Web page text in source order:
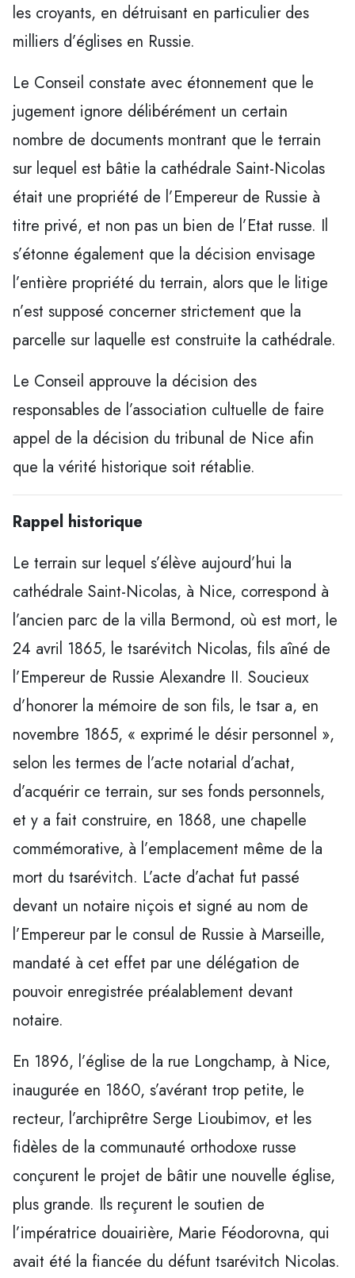
les croyants, en détruisant en particulier des
milliers d’églises en Russie.
Le Conseil constate avec étonnement que le
jugement ignore délibérément un certain
nombre de documents montrant que le terrain
sur lequel est bâtie la cathédrale Saint-Nicolas
était une propriété de l’Empereur de Russie à
titre privé, et non pas un bien de l’Etat russe. Il
s’étonne également que la décision envisage
l’entière propriété du terrain, alors que le litige
n’est supposé concerner strictement que la
parcelle sur laquelle est construite la cathédrale.
Le Conseil approuve la décision des
responsables de l’association cultuelle de faire
appel de la décision du tribunal de Nice afin
que la vérité historique soit rétablie.
Rappel historique
Le terrain sur lequel s’élève aujourd’hui la
cathédrale Saint-Nicolas, à Nice, correspond à
l’ancien parc de la villa Bermond, où est mort, le
24 avril 1865, le tsarévitch Nicolas, fils aîné de
l’Empereur de Russie Alexandre II. Soucieux
d’honorer la mémoire de son fils, le tsar a, en
novembre 1865, « exprimé le désir personnel »,
selon les termes de l’acte notarial d’achat,
d’acquérir ce terrain, sur ses fonds personnels,
et y a fait construire, en 1868, une chapelle
commémorative, à l’emplacement même de la
mort du tsarévitch. L’acte d’achat fut passé
devant un notaire niçois et signé au nom de
l’Empereur par le consul de Russie à Marseille,
mandaté à cet effet par une délégation de
pouvoir enregistrée préalablement devant
notaire.
En 1896, l’église de la rue Longchamp, à Nice,
inaugurée en 1860, s’avérant trop petite, le
recteur, l’archiprêtre Serge Lioubimov, et les
fidèles de la communauté orthodoxe russe
conçurent le projet de bâtir une nouvelle église,
plus grande. Ils reçurent le soutien de
l’impératrice douairière, Marie Féodorovna, qui
avait été la fiancée du défunt tsarévitch Nicolas.